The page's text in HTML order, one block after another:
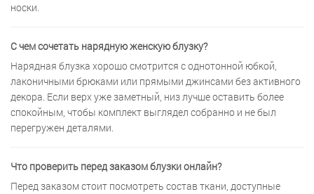
носки.
С чем сочетать нарядную женскую блузку?
Нарядная блузка хорошо смотрится с однотонной юбкой,
лаконичными брюками или прямыми джинсами без активного
декора. Если верх уже заметный, низ лучше оставить более
спокойным, чтобы комплект выглядел собранно и не был
перегружен деталями.
Что проверить перед заказом блузки онлайн?
Перед заказом стоит посмотреть состав ткани, доступные